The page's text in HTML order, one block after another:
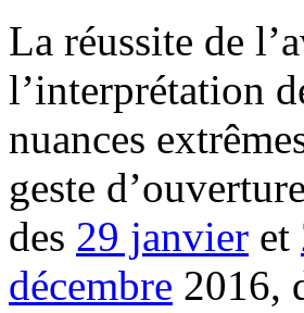
La réussite de
l’interprétation
nuances
geste
des 29 janvier et
décembre 2016,